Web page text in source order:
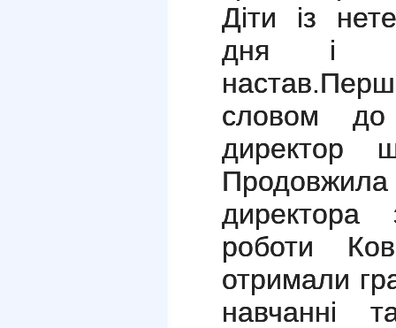
Діти із
дня і
словом до
директор
директора
роботи
отримали
навчанні